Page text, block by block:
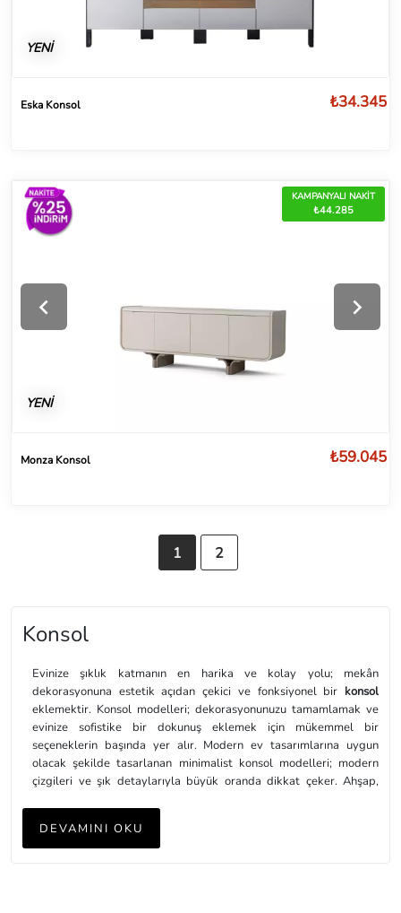
Konsol
Evinize şıklık katmanın en harika ve kolay yolu; mekân
dekorasyonuna estetik açıdan çekici ve fonksiyonel bir konsol
eklemektir. Konsol modelleri; dekorasyonunuzu tamamlamak ve
evinize sofistike bir dokunuş eklemek için mükemmel bir
seçeneklerin başında yer alır. Modern ev tasarımlarına uygun
olacak şekilde tasarlanan minimalist konsol modelleri; modern
çizgileri ve şık detaylarıyla büyük oranda dikkat çeker. Ahşap,
edilen mekânı daha dikkat çekici hale getirir. Bunun yanı sıra;
çeşitlilik gösteren boyut ve renk seçenekleri sayesinde dekore
DEVAMINI OKU
1 2
YENİ
Eska Konsol ₺34.345
KAMPANYALI NAKİT
₺44.285
YENİ
Monza Konsol ₺59.045